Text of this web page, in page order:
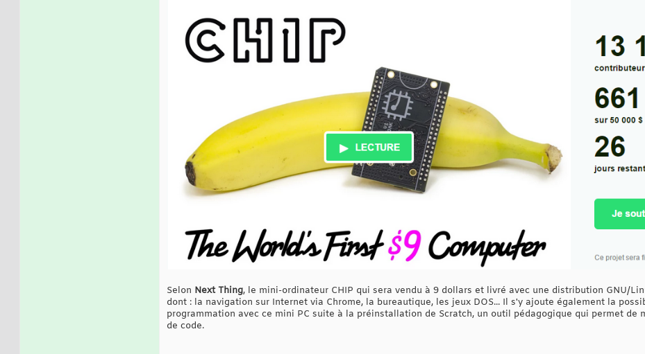
Selon Next Thing, le mini-ordinateur CHIP qui sera vendu à 9 dollars et livré avec une distribution GNU/
dont : la navigation sur Internet via Chrome, la bureautique, les jeux DOS... Il s'y ajoute également la
programmation avec ce mini PC suite à la préinstallation de Scratch, un outil pédagogique qui permet de
de code.